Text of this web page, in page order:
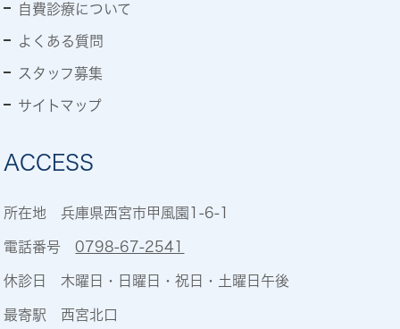
自費診療について
よくある質問
スタッフ募集
サイトマップ
ACCESS
所在地 兵庫県西宮市甲風園1-6-1
電話番号0798-67-2541
休診日 木曜日・日曜日・祝日・土曜日午後
最寄駅 西宮北口